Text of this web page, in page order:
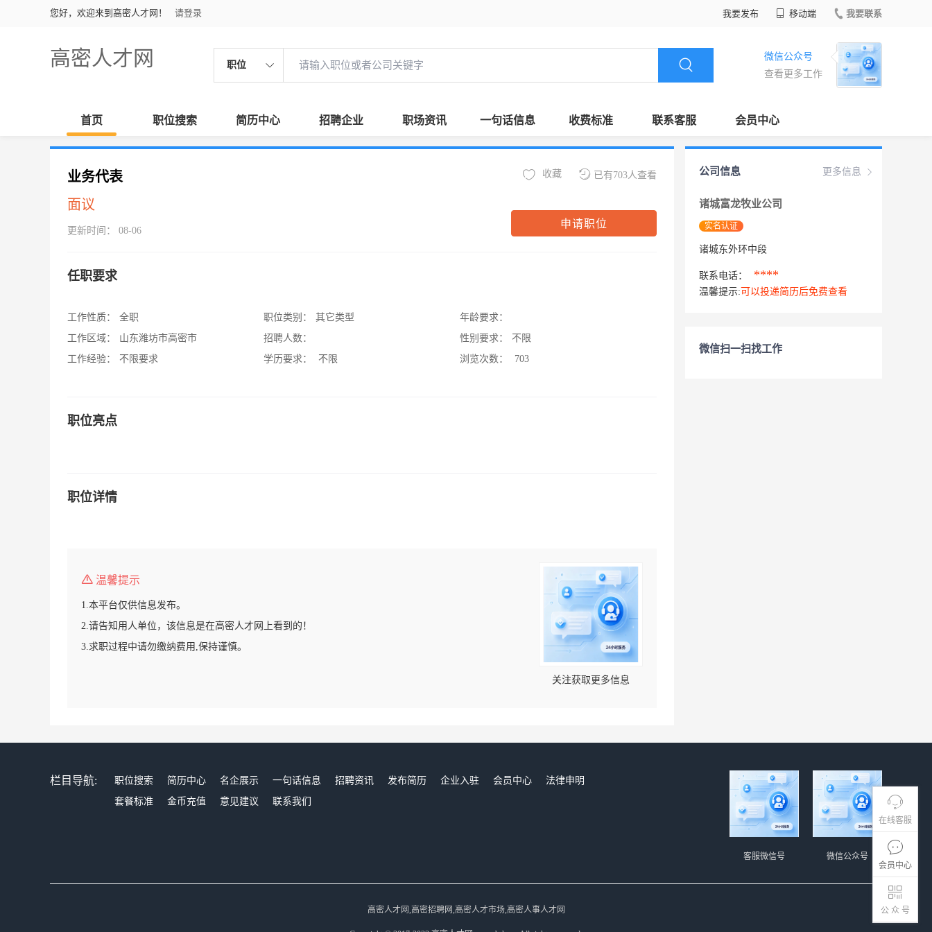
您好，欢迎来到高密人才网！ 请登录 我要发布 移动端 我要联系
高密人才网 职位
微信公众号
查看更多工作
首页 职位搜索 简历中心 招聘企业 职场资讯 一句话信息 收费标准 联系客服 会员中心
在线客服
会员中心
公 众 号
业务代表
面议
更新时间： 08-06
已有703人查看
收藏
申请职位
任职要求
工作性质：
全职
工作区域：
山东潍坊市高密市
工作经验：
不限要求
职位类别：
其它类型
招聘人数：
学历要求：
不限
年龄要求：
性别要求：
不限
浏览次数：
703
职位亮点
职位详情
温馨提示
1.本平台仅供信息发布。
2.请告知用人单位，该信息是在高密人才网上看到的！
3.求职过程中请勿缴纳费用,保持谨慎。
关注获取更多信息
更多信息
公司信息
诸城富龙牧业公司
实名认证
诸城东外环中段
联系电话： ****
温馨提示: 可以投递简历后免费查看
微信扫一扫找工作
栏目导航: 职位搜索 简历中心 名企展示 一句话信息 招聘资讯 发布简历 企业入驻 会员中心
法律申明
套餐标准
金币充值 意见建议 联系我们
微信公众号
客服微信号
高密人才网,高密招聘网,高密人才市场,高密人事人才网